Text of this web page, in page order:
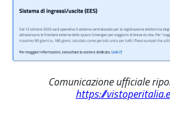
Comunicazione ufficiale
https://